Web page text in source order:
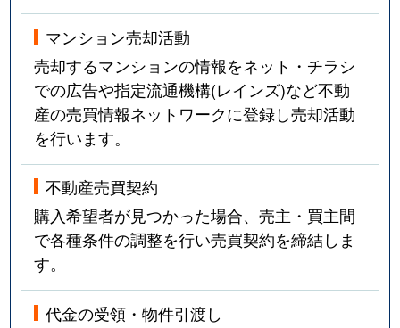
マンション売却活動
売却するマンションの情報をネット・チラシ
での広告や指定流通機構(レインズ)など不動
産の売買情報ネットワークに登録し売却活動
を行います。
不動産売買契約
購入希望者が見つかった場合、売主・買主間
で各種条件の調整を行い売買契約を締結しま
す。
代金の受領・物件引渡し